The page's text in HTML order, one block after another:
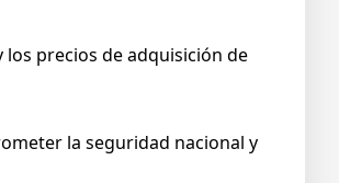
los precios de adquisición de
la seguridad nacional y